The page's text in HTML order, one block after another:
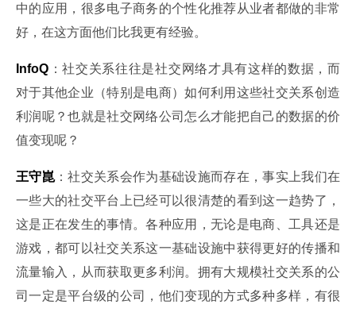
中的应用，很多电子商务的个性化推荐从业者都做的非常
好，在这方面他们比我更有经验。
InfoQ ：社交关系往往是社交网络才具有这样的数据，而
对于其他企业（特别是电商）如何利用这些社交关系创造
利润呢？也就是社交网络公司怎么才能把自己的数据的价
值变现呢？
王守崑：社交关系会作为基础设施而存在，事实上我们在
一些大的社交平台上已经可以很清楚的看到这一趋势了，
这是正在发生的事情。各种应用，无论是电商、工具还是
游戏，都可以社交关系这一基础设施中获得更好的传播和
流量输入，从而获取更多利润。拥有大规模社交关系的公
司一定是平台级的公司，他们变现的方式多种多样，有很